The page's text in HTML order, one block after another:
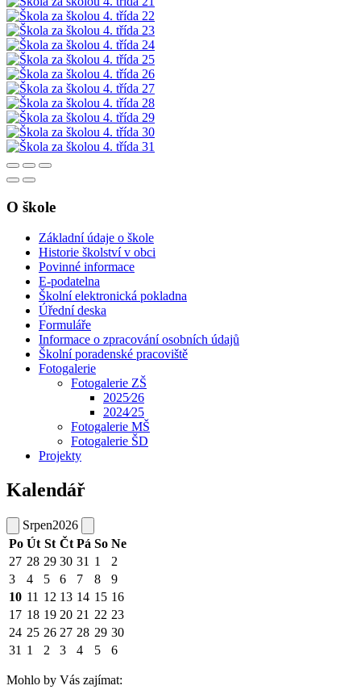
O škole
Základní údaje o škole
Historie školství v obci
Povinné informace
E-podatelna
Školní elektronická pokladna
Úřední deska
Formuláře
Informace o zpracování osobních údajů
Školní poradenské pracoviště
Fotogalerie
Fotogalerie ZŠ
2025⁄26
2024⁄25
Fotogalerie MŠ
Fotogalerie ŠD
Projekty
Kalendář
Srpen2026
Po Út St Čt Pá So Ne
27 28 29 30 31 1
2
3
4 5 6 7 8
9
10 11 12 13 14 15 16
17 18 19 20 21 22 23
24 25 26 27 28 29 30
31 1 2 3 4 5 6
Mohlo by Vás zajímat: